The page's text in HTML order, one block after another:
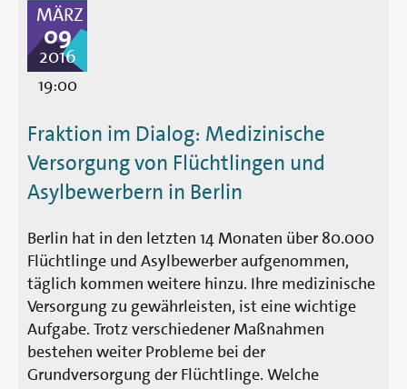
MÄRZ
09
2016
19:00
Fraktion im Dialog: Medizinische
Versorgung von Flüchtlingen und
Asylbewerbern in Berlin
Berlin hat in den letzten 14 Monaten über 80.000
Flüchtlinge und Asylbewerber aufgenommen,
täglich kommen weitere hinzu. Ihre medizinische
Versorgung zu gewährleisten, ist eine wichtige
Aufgabe. Trotz verschiedener Maßnahmen
bestehen weiter Probleme bei der
Grundversorgung der Flüchtlinge. Welche